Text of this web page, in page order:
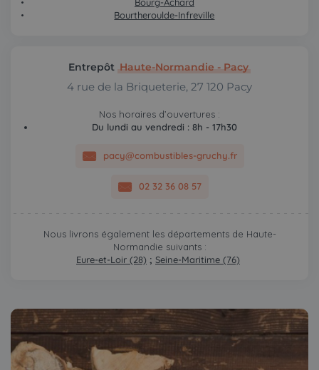
Bourg-Achard
Bourtheroulde-Infreville
Entrepôt Haute-Normandie - Pacy
4 rue de la Briqueterie, 27 120 Pacy
Nos horaires d’ouvertures :
Du lundi au vendredi : 8h - 17h30
pacy@combustibles-gruchy.fr
02 32 36 08 57
Nous livrons également les départements de Haute-
Normandie suivants :
Eure-et-Loir (28) ; Seine-Maritime (76)